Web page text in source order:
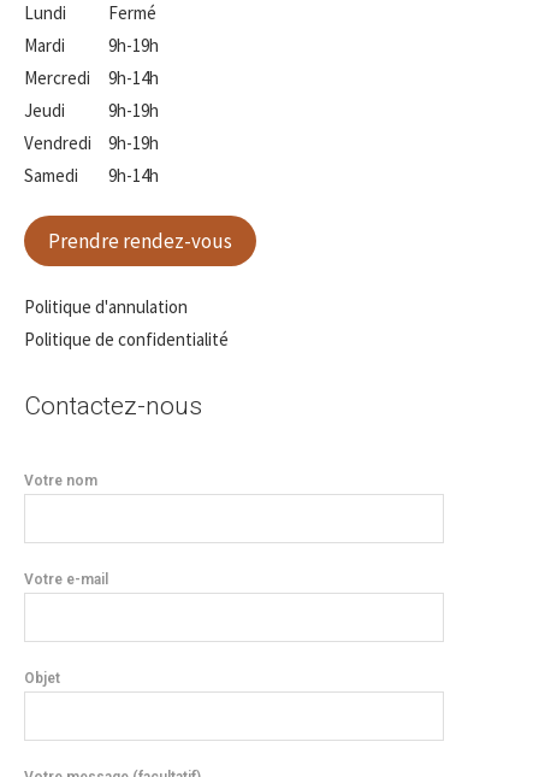
Lundi
Mardi
Mercredi
Jeudi
Vendredi
Samedi
Fermé
9h-19h
9h-14h
9h-19h
9h-19h
9h-14h
Prendre rendez-vous
Politique d'annulation
Politique de confidentialité
Contactez-nous
Votre nom
Votre e-mail
Objet